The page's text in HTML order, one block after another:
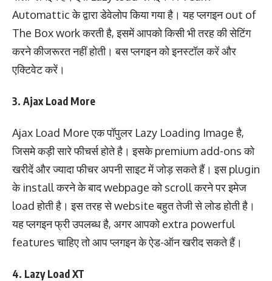
Automattic के द्वारा डेवेलोप किया गया है। यह प्लगइन out of
The Box work करती है, इसमें आपको किसी भी तरह की सेटिंग
करने कीजरूरत नहीं होती। बस प्लगइन को इनस्टॉल करें और
एक्टिवेट करें।
3. Ajax Load More
Ajax Load More एक पॉपुलर Lazy Loading Image है,
जिसमे कड़ी सारे फीचर्स होते है। इसके premium add-ons को
खरीदें और ज्यादा फीचर अपनी साइट में जोड़ सकते हैं। इस plugin
के install करने के बाद webpage को scroll करने पर इमेज
load होती है। इस तरह से website बहुत तेजी से लोड होती है।
यह प्लगइन फ्री उपलब्ध है, अगर आपको extra powerful
features चाहिए तो आप प्लगइन के ऐड-ऑन खरीद सकते हैं।
4. Lazy Load XT